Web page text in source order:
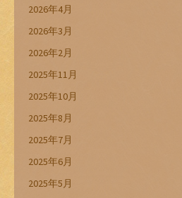
2026年4月
2026年3月
2026年2月
2025年11月
2025年10月
2025年8月
2025年7月
2025年6月
2025年5月